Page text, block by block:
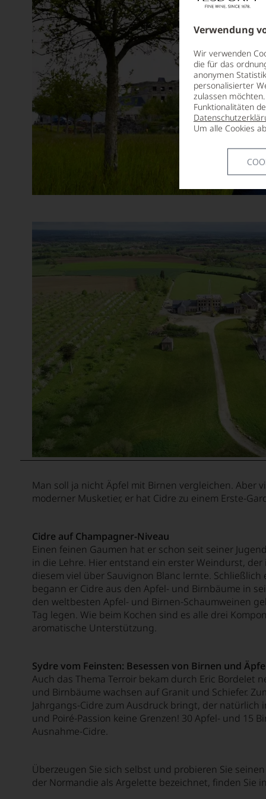
Verwendung
Wir verwenden
die für das
anonymen
personalisierter
zulassen
Funktionalitäten
Um alle Cookies
Ausone
Azabache
Barón de Ley
Baron Philippe de Rothschild
Barone Pizzini
Barone Ricasoli
Barons de Rothschild
Batailley
Beaulieu Vineyard
Beauséjour Duffau-Lagarrosse
Bel-Air
Belair-Monange
Belgrave
Bellavista
Berliquet
Berlucchi
Bersano
Bertani
Béru
Beychevelle
Billard Rochepot
Billecart-Salmon
Binigrau Vins y Vinyes
Biondi Santi Jacopo
Bisol de Siderio & Figli
Man soll ja nicht Äpfel mit Birnen vergleichen. Aber
moderner Musketier, er hat Cidre zu einem Erste-
Cidre auf Champagner-Niveau
Einen feinen Gaumen hat er schon seit seiner
in die Lehre. Hier entstand ein erster Weindurst,
diesem viel über Sauvignon Blanc lernte.
begann er Cidre aus den Apfel- und Birnbäume in
den weltbesten Apfel- und Birnen-Schaumweinen
Tag legen. Wie beim Kochen sind es alle drei
aromatische Unterstützung.
Sydre vom Feinsten: Besessen von Birnen und
Auch das Thema Terroir bekam durch Eric Bordelet
und Birnbäume wachsen auf Granit und Schiefer.
Jahrgangs-Cidre zum Ausdruck bringt, der
und Poiré-Passion keine Grenzen! 30 Apfel- und 15
Ausnahme-Cidre.
Überzeugen Sie sich selbst und probieren Sie
der Normandie als Argelette bezeichnet, finden Sie